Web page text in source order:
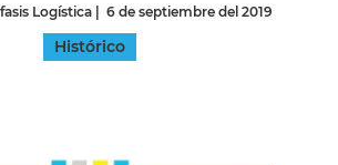
Logística| 6 de septiembre del 2019
Histórico